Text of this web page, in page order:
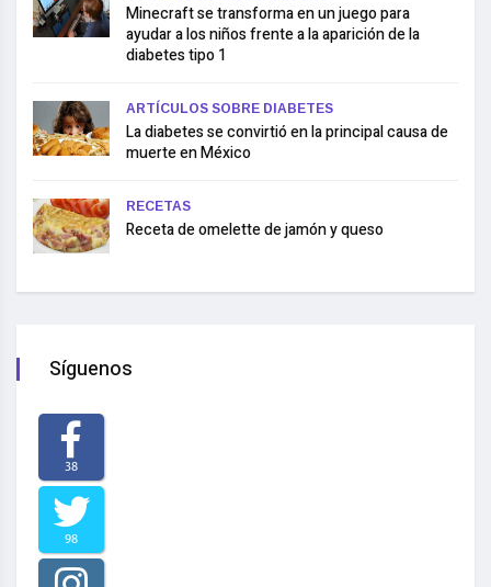
Minecraft se transforma en un juego para
ayudar a los niños frente a la aparición de la
diabetes tipo 1
ARTÍCULOS SOBRE DIABETES
La diabetes se convirtió en la principal causa de
muerte en México
RECETAS
Receta de omelette de jamón y queso
Síguenos
38
98